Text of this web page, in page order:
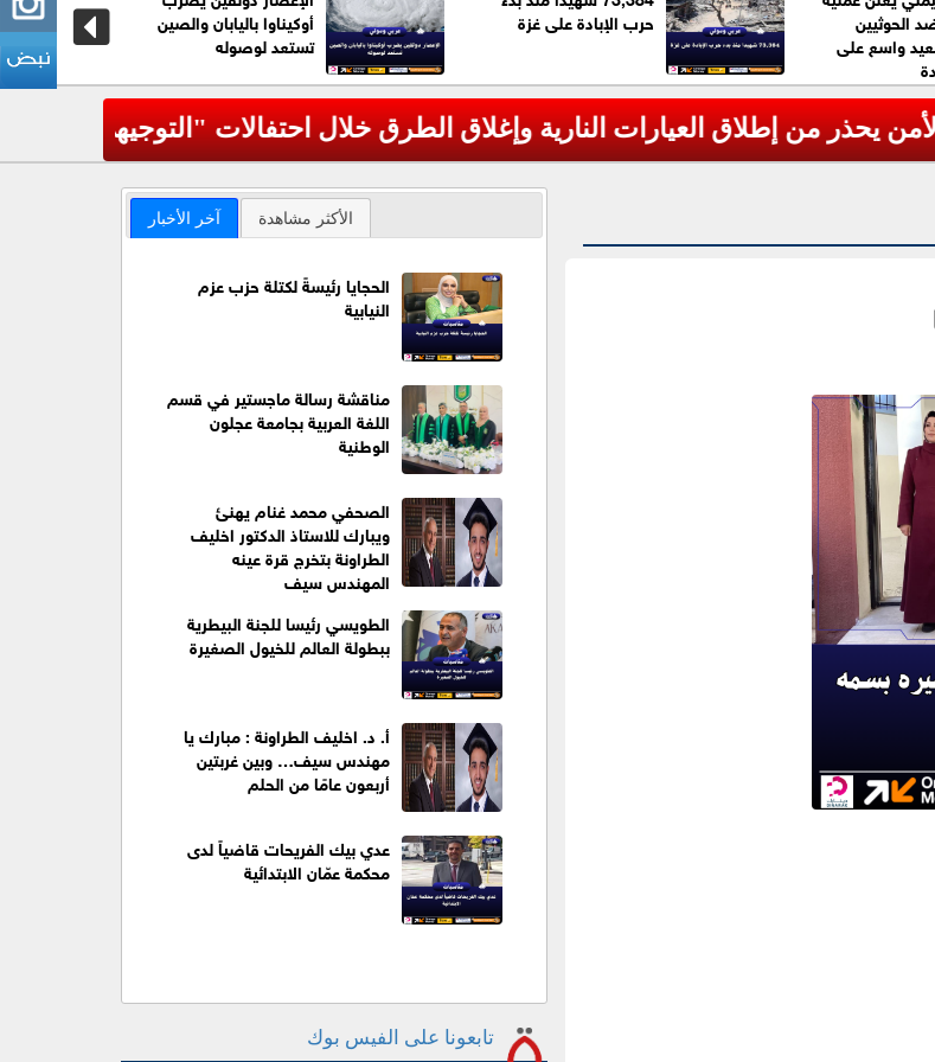
الحوثيين
واسع على
حرب الإبادة على غزة
أوكيناوا باليابان والصين
تستعد لوصوله
وإغلاق الطرق خلال احتفالات "التوجيهي"
آخر الأخبار الأكثر مشاهدة
الحجايا رئيسةً لكتلة حزب عزم
النيابية
مناقشة رسالة ماجستير في قسم
اللغة العربية بجامعة عجلون
الوطنية
الصحفي محمد غنام يهنئ
ويبارك للاستاذ الدكتور اخليف
الطراونة بتخرج قرة عينه
المهندس سيف
الطويسي رئيسا للجنة البيطرية
ببطولة العالم للخيول الصغيرة
أ. د. اخليف الطراونة : مبارك يا
مهندس سيف… وبين غربتين
أربعون عامًا من الحلم
عدي بيك الفريحات قاضياً لدى
محكمة عمّان الابتدائية
تابعونا على الفيس بوك